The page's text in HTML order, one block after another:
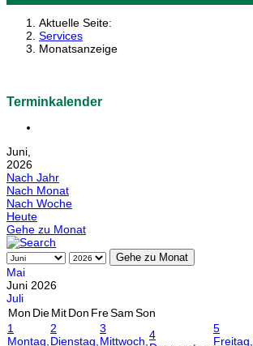
Aktuelle Seite:
Services
Monatsanzeige
Terminkalender
Juni,
2026
Nach Jahr
Nach Monat
Nach Woche
Heute
Gehe zu Monat
Gehe zu Monat
Mai
Juni 2026
Juli
Mon DieMitDon FreSamSon
1
Montag,
2
Dienstag,
3
Mittwoch,4
5
Freitag,